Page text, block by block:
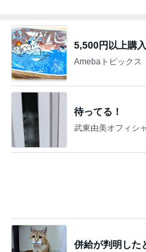
5,500円以上購
Amebaトピックス
待ってる！
武東由美オフィシ
併給が判明した